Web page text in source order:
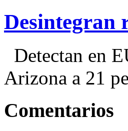
Desintegran
Detectan en
Arizona a 21
Comentarios